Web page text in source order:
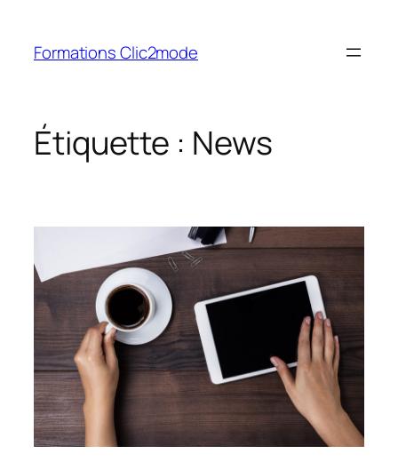
contenu
Formations Clic2mode
Étiquette : News